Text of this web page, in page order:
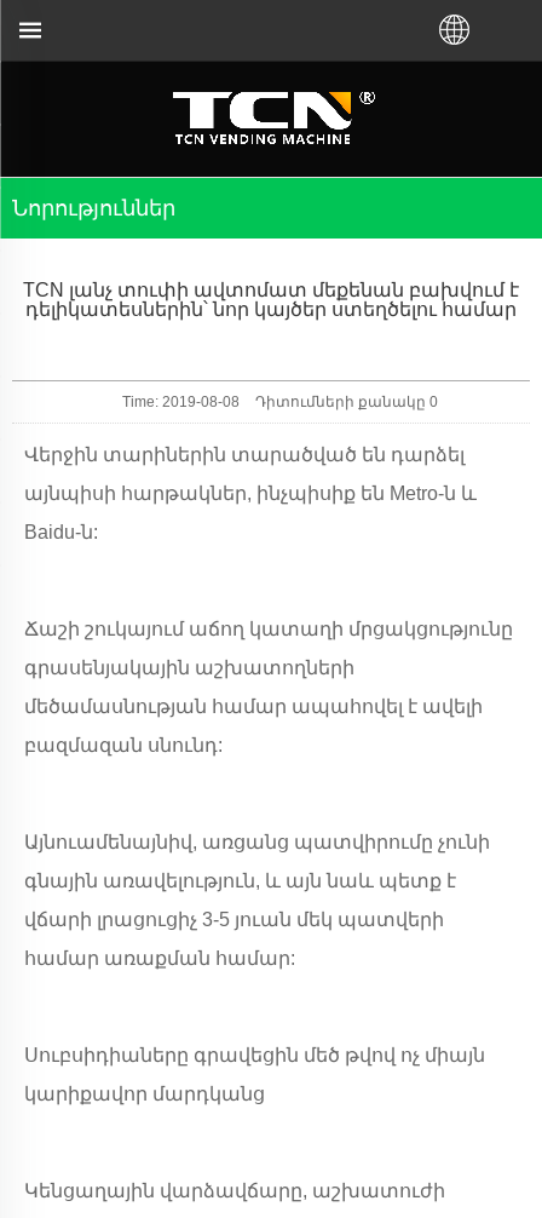
Նորություններ
TCN լանչ տուփի ավտոմատ մեքենան բախվում է
դելիկատեսներին՝ նոր կայծեր ստեղծելու համար
Time: 2019-08-08 Դիտումների քանակը 0
Վերջին տարիներին տարածված են դարձել
այնպիսի հարթակներ, ինչպիսիք են Metro-ն և
Baidu-ն:
Ճաշի շուկայում աճող կատաղի մրցակցությունը
գրասենյակային աշխատողների
մեծամասնության համար ապահովել է ավելի
բազմազան սնունդ:
Այնուամենայնիվ, առցանց պատվիրումը չունի
գնային առավելություն, և այն նաև պետք է
վճարի լրացուցիչ 3-5 յուան ​​մեկ պատվերի
համար առաքման համար:
Սուբսիդիաները գրավեցին մեծ թվով ոչ միայն
կարիքավոր մարդկանց
Կենցաղային վարձավճարը, աշխատուժի
ուղղորդման և անսարքությունների